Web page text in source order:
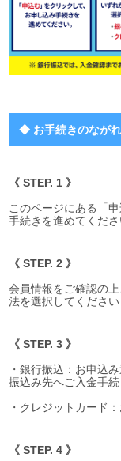
◆ お手続きのながれ
《 STEP. 1 》
このページにある「
手続きを進めてくださ
《 STEP. 2 》
会員情報をご確認の
法を選択してくださ
《 STEP. 3 》
・銀行振込：お申込
振込み先へご入金手
・クレジットカード
《 STEP. 4 》